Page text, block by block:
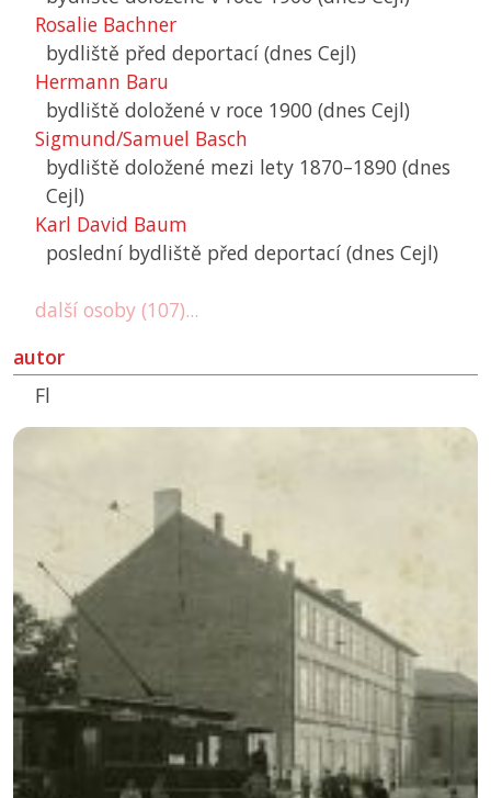
Rosalie Bachner
bydliště před deportací (dnes Cejl)
Hermann Baru
bydliště doložené v roce 1900 (dnes Cejl)
Sigmund/Samuel Basch
bydliště doložené mezi lety 1870–⁠1890 (dnes
Cejl)
Karl David Baum
poslední bydliště před deportací (dnes Cejl)
další osoby (107)...
autor
Fl